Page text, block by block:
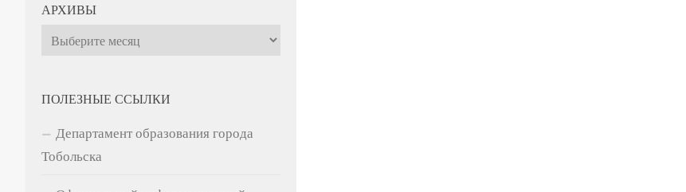
АРХИВЫ
Архивы
ПОЛЕЗНЫЕ ССЫЛКИ
Департамент образования города
Тобольска